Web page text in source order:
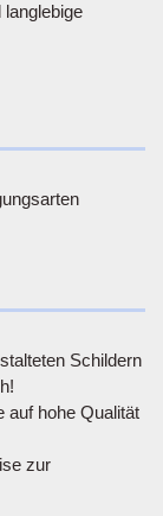
Schildern
auf hohe Qualität
zur